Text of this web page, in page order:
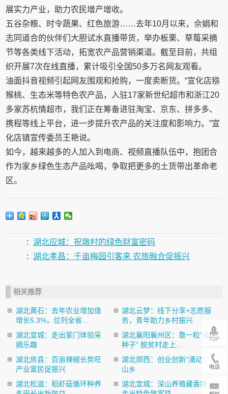
展实力产业，助力农民增产增收。
五谷杂粮、时令蔬果、红色旅游……去年10月以来，佘娟和
志同道合的伙伴们大胆试水直播带货，举办板栗、草莓采摘
节等各类线下活动，拓宽农产品营销渠道。截至目前，共组
织开展7次在线直播，累计吸引全国50多万名网友观看。
油面抖音视频引起网友围观和抢购，一度卖断货。“宣化店猕
猴桃、生态米等特色农产品，入驻17家新世纪超市和浙江20
多家苏杭情超市，我们正在筹备进驻淘宝、京东、拼多多、
携程等线上平台，进一步提升农产品的关注度和影响力。”宣
化店镇宣传委员王艳说。
如今，越来越多的人加入到电商、视频直播队伍中，抱团合
作为家乡绿色生态产品吆喝，争取把更多的土货带出革命老
区。
: 湖北应城：祝墩村的绿色财富密码
: 湖北孝昌：千亩梅园引客来 农旅融合促振兴
相关推荐
湖北黄石：去年农业增加值
增长5.3%，位列全省...
湖北云梦：线下分享+志愿服
务，青年助力乡村振兴
湖北宜城：走出家门体验采
摘乐趣
湖北襄阳襄州区：靠一粒“金
种子” 脱贫村走上...
湖北房县：百亩辣椒长势旺
产业富民促振兴
湖北郧西：创业创新“涌动”
山乡
湖北松滋：稻虾菇循环种养
湖北宜城：深山养殖藏香猪